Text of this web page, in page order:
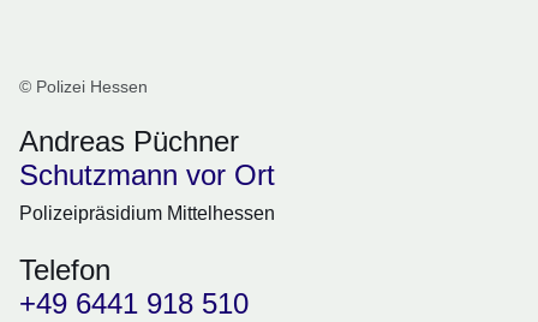
© Polizei Hessen
Andreas Püchner
Schutzmann vor Ort
Polizeipräsidium Mittelhessen
Telefon
+49 6441 918 510